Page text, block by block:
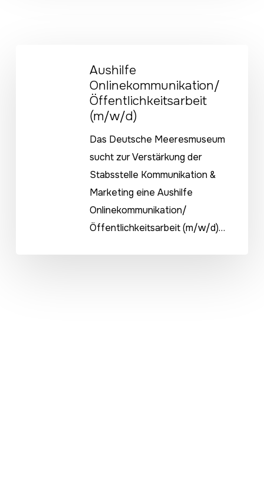
Onlinekommunikation/
Öffentlichkeitsarbeit
Aushilfe
Onlinekommunikation/
Öffentlichkeitsarbeit
(m/w/d)
Das Deutsche Meeresmuseum
sucht zur Verstärkung der
Stabsstelle Kommunikation &
Marketing eine Aushilfe
Onlinekommunikation/
Öffentlichkeitsarbeit (m/w/d)…